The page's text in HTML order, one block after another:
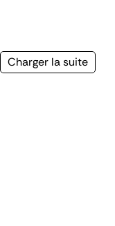
Page
Charger la suite